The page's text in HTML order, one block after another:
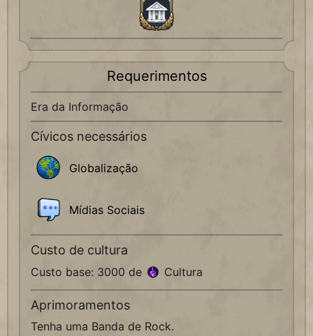
Requerimentos
Era da Informação
Cívicos necessários
Globalização
Mídias Sociais
Custo de cultura
Custo base: 3000 de Cultura
Aprimoramentos
Tenha uma Banda de Rock.